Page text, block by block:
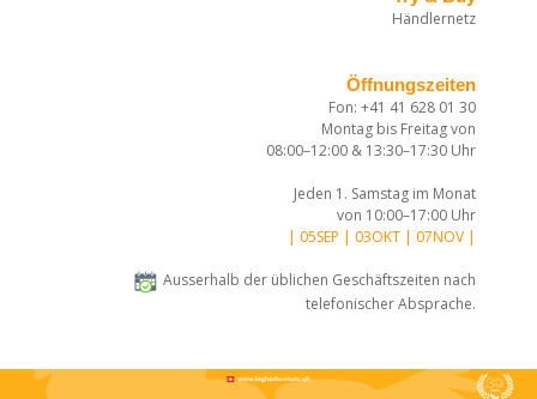
Händlernetz
Öffnungszeiten
Fon: +41 41 628 01 30
Montag bis Freitag von
08:00–12:00 & 13:30–17:30 Uhr
Jeden 1. Samstag im Monat
von 10:00–17:00 Uhr
| 05SEP | 03OKT | 07NOV |
Ausserhalb der üblichen Geschäftszeiten nach
telefonischer Absprache.